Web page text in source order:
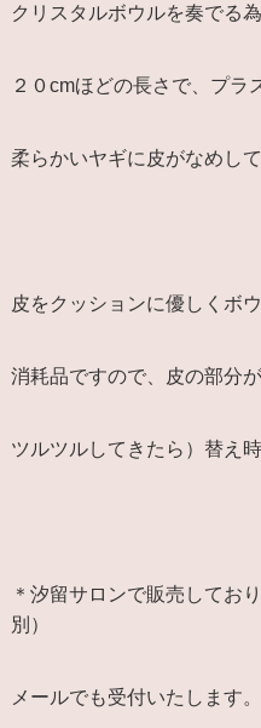
クリスタルボウルを奏でる
２０cmほどの長さで、プラ
柔らかいヤギに皮がなめして
皮をクッションに優しくボ
消耗品ですので、皮の部分
ツルツルしてきたら）替え時
＊汐留サロンで販売してお
別）
メールでも受付いたします。